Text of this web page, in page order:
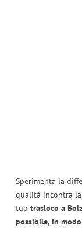
Sperimenta la
qualità incontra
tuo trasloco a
possibile, in